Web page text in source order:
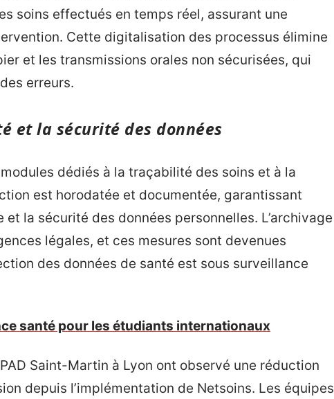
soins effectués en temps réel, assurant une
Cette digitalisation des processus élimine
et les transmissions orales non sécurisées, qui
erreurs.
et la sécurité des données
dédiés à la traçabilité des soins et à la
est horodatée et documentée, garantissant
la sécurité des données personnelles. L’archivage
légales, et ces mesures sont devenues
des données de santé est sous surveillance
santé pour les étudiants internationaux
Saint-Martin à Lyon ont observé une réduction
depuis l’implémentation de Netsoins. Les équipes